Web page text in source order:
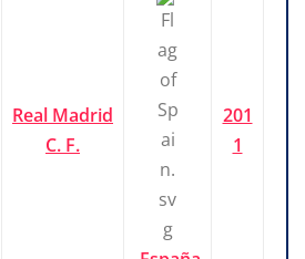
Real Madrid
C. F.
201
1